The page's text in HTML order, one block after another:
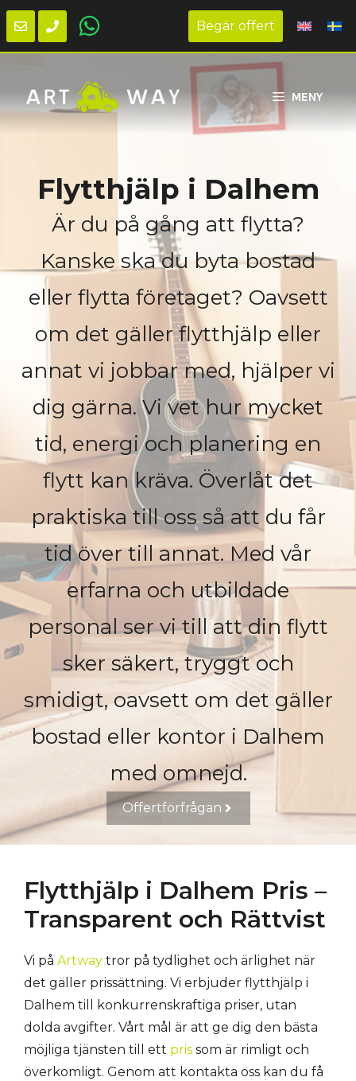
Begär offert
innehåll
MENY
Flytthjälp i Dalhem
Är du på gång att flytta?
Kanske ska du byta bostad
eller flytta företaget? Oavsett
om det gäller flytthjälp eller
annat vi jobbar med, hjälper vi
dig gärna. Vi vet hur mycket
tid, energi och planering en
flytt kan kräva. Överlåt det
praktiska till oss så att du får
tid över till annat. Med vår
erfarna och utbildade
personal ser vi till att din flytt
sker säkert, tryggt och
smidigt, oavsett om det gäller
bostad eller kontor i Dalhem
med omnejd.
Offertförfrågan
Flytthjälp i Dalhem Pris –
Transparent och Rättvist
Vi på Artway tror på tydlighet och ärlighet när
det gäller prissättning. Vi erbjuder flytthjälp i
Dalhem till konkurrenskraftiga priser, utan
dolda avgifter. Vårt mål är att ge dig den bästa
möjliga tjänsten till ett pris som är rimligt och
överkomligt. Genom att kontakta oss kan du få